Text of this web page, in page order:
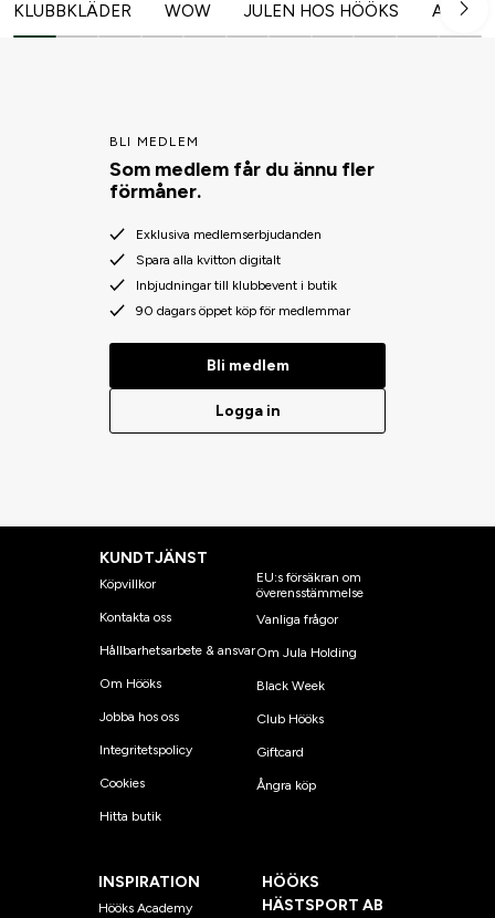
KLUBBKLÄDER WOW JULEN HOS HÖÖKS Alla
BLI MEDLEM
Som medlem får du ännu fler
förmåner.
Exklusiva medlemserbjudanden
Spara alla kvitton digitalt
Inbjudningar till klubbevent i butik
90 dagars öppet köp för medlemmar
Bli medlem
Logga in
KUNDTJÄNST
Köpvillkor
Kontakta oss
Hållbarhetsarbete & ansvar
Om Hööks
Jobba hos oss
Integritetspolicy
Cookies
Hitta butik
EU:s försäkran om
överensstämmelse
Vanliga frågor
Om Jula Holding
Black Week
Club Hööks
Giftcard
Ångra köp
INSPIRATION
Hööks Academy
HÖÖKS
HÄSTSPORT AB